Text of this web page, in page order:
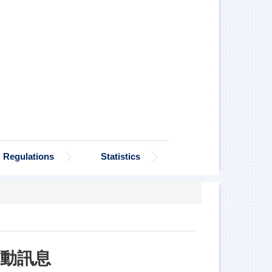
Regulations Statistics
訊息